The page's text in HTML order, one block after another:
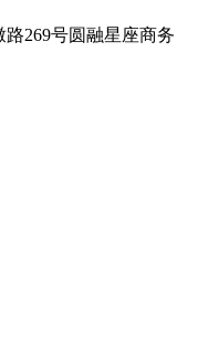
路269号圆融星座商务